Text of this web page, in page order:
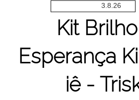
3.8.26
Kit
Esperança
iê -